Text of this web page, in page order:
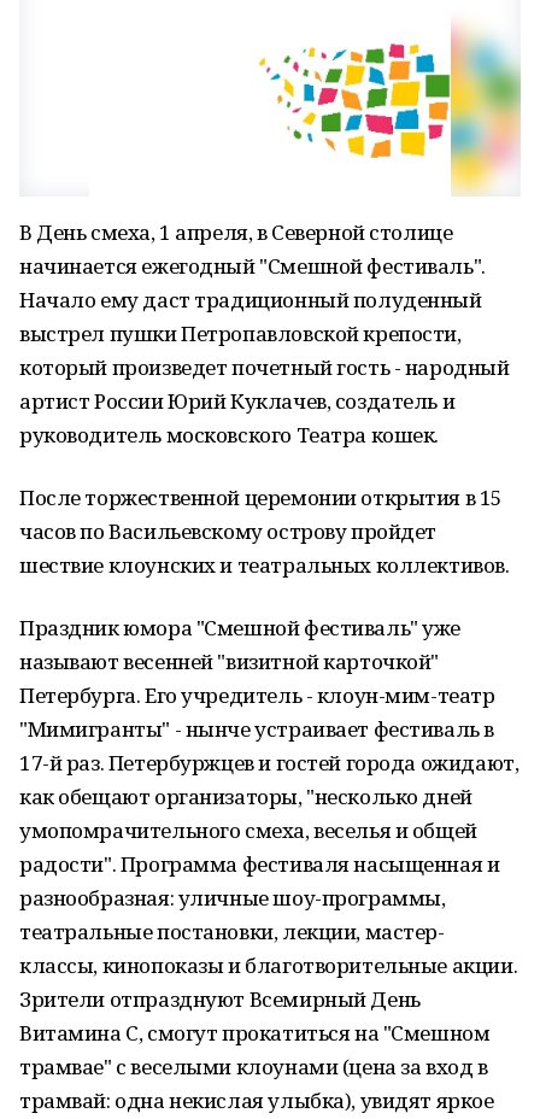
В День смеха, 1 апреля, в Северной столице
начинается ежегодный "Смешной фестиваль".
Начало ему даст традиционный полуденный
выстрел пушки Петропавловской крепости,
который произведет почетный гость - народный
артист России Юрий Куклачев, создатель и
руководитель московского Театра кошек.
После торжественной церемонии открытия в 15
часов по Васильевскому острову пройдет
шествие клоунских и театральных коллективов.
Праздник юмора "Смешной фестиваль" уже
называют весенней "визитной карточкой"
Петербурга. Его учредитель - клоун-мим-театр
"Мимигранты" - нынче устраивает фестиваль в
17-й раз. Петербуржцев и гостей города ожидают,
как обещают организаторы, "несколько дней
умопомрачительного смеха, веселья и общей
радости". Программа фестиваля насыщенная и
разнообразная: уличные шоу-программы,
театральные постановки, лекции, мастер-
классы, кинопоказы и благотворительные акции.
Зрители отпразднуют Всемирный День
Витамина С, смогут прокатиться на "Смешном
трамвае" с веселыми клоунами (цена за вход в
трамвай: одна некислая улыбка), увидят яркое